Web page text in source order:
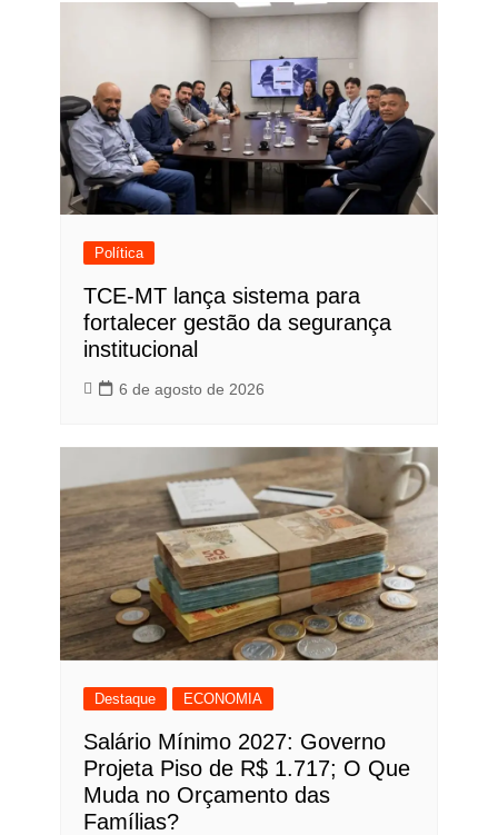
Política
TCE-MT lança sistema para
fortalecer gestão da segurança
institucional
6 de agosto de 2026
Destaque ECONOMIA
Salário Mínimo 2027: Governo
Projeta Piso de R$ 1.717; O Que
Muda no Orçamento das
Famílias?